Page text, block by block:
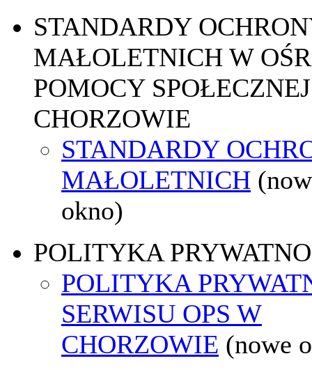
STANDARDY
MAŁOLETNICH W
POMOCY
CHORZOWIE
STANDARDY
MAŁOLETNICH
okno)
POLITYKA
POLITYKA
SERWISU OPS W
CHORZOWIE (nowe